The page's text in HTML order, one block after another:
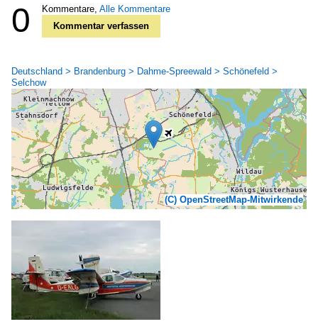
0 Kommentare, Alle Kommentare
Kommentar verfassen
Deutschland > Brandenburg > Dahme-Spreewald > Schönefeld >
Selchow
(C) OpenStreetMap-Mitwirkende